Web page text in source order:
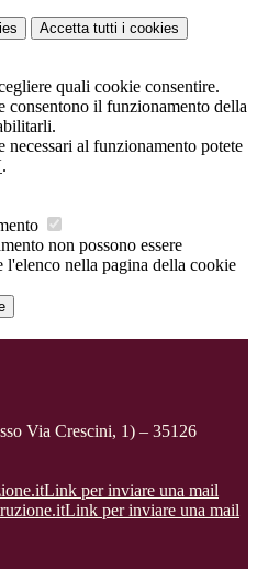
Accetta tutti i cookies
quali cookie consentire.
consentono il funzionamento della
al funzionamento potete
.
non possono essere
nella pagina della cookie
Via Crescini, 1) – 35126
Link per inviare una mail
Link per inviare una mail